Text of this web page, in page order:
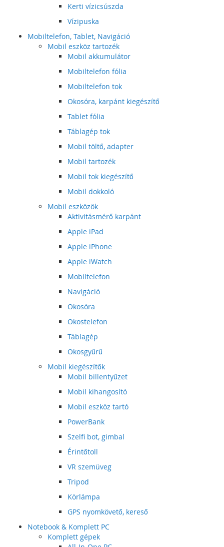
Kerti vízicsúszda
Vízipuska
Mobiltelefon, Tablet, Navigáció
Mobil eszköz tartozék
Mobil akkumulátor
Mobiltelefon fólia
Mobiltelefon tok
Okosóra, karpánt kiegészítő
Tablet fólia
Táblagép tok
Mobil töltő, adapter
Mobil tartozék
Mobil tok kiegészítő
Mobil dokkoló
Mobil eszközök
Aktivitásmérő karpánt
Apple iPad
Apple iPhone
Apple iWatch
Mobiltelefon
Navigáció
Okosóra
Okostelefon
Táblagép
Okosgyűrű
Mobil kiegészítők
Mobil billentyűzet
Mobil kihangosító
Mobil eszköz tartó
PowerBank
Szelfi bot, gimbal
Érintőtoll
VR szemüveg
Tripod
Körlámpa
GPS nyomkövető, kereső
Notebook & Komplett PC
Komplett gépek